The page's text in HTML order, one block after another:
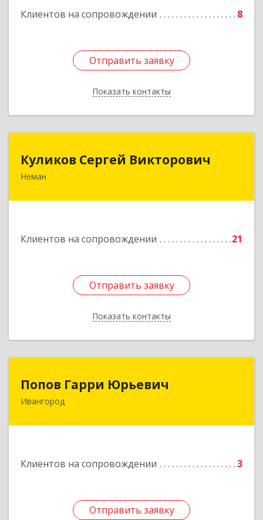
Клиентов на сопровождении 8
Отправить заявку
Показать контакты
Отправить заявку
Назад
Куликов Сергей Викторович
Неман
Клиентов на сопровождении 21
Отправить заявку
Показать контакты
Куликов Сергей Викторович
Отправить заявку
Назад
Попов Гарри Юрьевич
Ивангород
Клиентов на сопровождении 3
Отправить заявку
Отправить заявку